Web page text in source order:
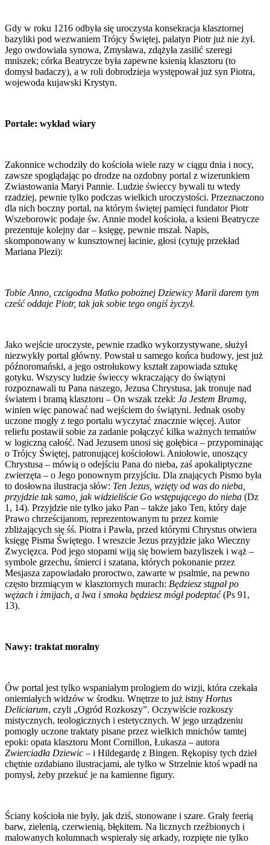
Gdy w roku 1216 odbyła się uroczysta konsekracja klasztornej
bazyliki pod wezwaniem Trójcy Świętej, palatyn Piotr już nie żył.
Jego owdowiała synowa, Zmysława, zdążyła zasilić szeregi
mniszek; córka Beatrycze była zapewne ksienią klasztoru (to
domysł badaczy), a w roli dobrodzieja występował już syn Piotra,
wojewoda kujawski Krystyn.
Portale: wykład wiary
Zakonnice wchodziły do kościoła wiele razy w ciągu dnia i nocy,
zawsze spoglądając po drodze na ozdobny portal z wizerunkiem
Zwiastowania Maryi Pannie. Ludzie świeccy bywali tu wtedy
rzadziej, pewnie tylko podczas wielkich uroczystości. Przeznaczono
dla nich boczny portal, na którym świętej pamięci fundator Piotr
Wszeborowic podaje św. Annie model kościoła, a ksieni Beatrycze
prezentuje kolejny dar – księgę, pewnie mszał. Napis,
skomponowany w kunsztownej łacinie, głosi (cytuję przekład
Mariana Plezi):
Tobie Anno, czcigodna Matko pobożnej Dziewicy Marii darem tym
cześć oddaje Piotr, tak jak sobie tego ongiś życzył.
Jako wejście uroczyste, pewnie rzadko wykorzystywane, służył
niezwykły portal główny. Powstał u samego­ ­końca budowy, jest już
późnoromański, a jego ostrołukowy kształt zapowiada sztukę
gotyku. Wszyscy ludzie świeccy wkraczający do świątyni
rozpoznawali tu Pana naszego, Jezusa Chrystusa, jak tronuje nad
światem i bramą klasztoru – On wszak rzekł: Ja Jestem Bramą,
winien więc panować nad wejściem do świątyni. Jednak osoby
uczone mogły z tego portalu wyczytać znacznie więcej. Autor
reliefu postawił sobie za zadanie połączyć kilka ważnych tematów
w logiczną całość. Nad Jezusem unosi się gołębica – przypominając
o Trójcy Świętej, patronującej kościołowi. Aniołowie, unoszący
Chrystusa – mówią o odejściu Pana do nieba, zaś apokaliptyczne
zwierzęta – o Jego ponownym przyjściu. Dla znających Pismo była
to dosłowna ilustracja słów: Ten Jezus, wzięty od was do nieba,
przyjdzie tak samo, jak widzieliście Go wstępującego do nieba (Dz
1, 14). Przyjdzie nie tylko jako Pan – także jako Ten, który daje
Prawo chrześcijanom, reprezentowanym tu przez kornie
zbliżających się śś. Piotra i Pawła, przed którymi Chrystus otwiera
księgę Pisma Świętego. I wreszcie Jezus przyjdzie jako Wieczny
Zwycięzca. Pod jego stopami wiją się bowiem bazyliszek i wąż –
symbole grzechu, śmierci i szatana, których pokonanie przez
Mesjasza zapowiadało proroctwo, zawarte w psalmie, na pewno
często brzmiącym w klasztornych murach: Będziesz stąpał po
wężach i żmijach, a lwa i smoka będziesz mógł podeptać(Ps 91,
13).
Nawy: traktat moralny
Ów portal jest tylko wspaniałym prologiem do wizji, która czekała
oniemiałych widzów w środku. Wnętrze to już istny Hortus
Deliciarum, czyli „Ogród Rozkoszy”. Oczywiście rozkoszy
mistycznych, teologicznych i estetycznych. W jego urządzeniu
pomogły uczone traktaty pisane przez wielkich mnichów tamtej
epoki: opata klasztoru Mont Cornillon, Łukasza – autora
Zwierciadła Dziewic – i Hildegardę z Bingen. Rękopisy tych dzieł
chętnie ozdabiano ilustracjami, ale tylko w Strzelnie ktoś wpadł na
pomysł, żeby przekuć je na kamienne figury.
Ściany kościoła nie były, jak dziś, stonowane i szare. Grały feerią
barw, zielenią, czerwienią, błękitem. Na licznych rzeźbionych i
malowanych kolumnach wspierały się arkady, rozpięte nie tylko